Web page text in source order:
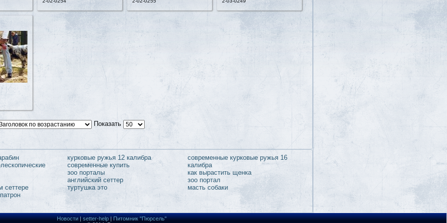
Показать
сеттере
курковые ружья 12 калибра
современные купить
зоо порталы
английский сеттер
туртушка это
современные курковые ружья 16
калибра
как вырастить щенка
зоо портал
масть собаки
Новости|setter-help|Питомник "Пюрсель"